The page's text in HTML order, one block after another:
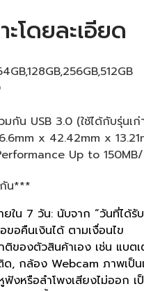
โดยละเอียด
มกัน USB 3.0 (ใช้ได้กับรุ่นเ
x 42.42mm x
Up to
กัน***
ใน 7 วัน: นับจาก “วันที่ได้รั
ขอคืนเงินได้ ตามเงื่อนไข
ของตัวสินค้าเอง เช่น แบต
ติด, กล้อง Webcam ภาพเป็น
งหรือลำโพงเสียงไม่ออก เ